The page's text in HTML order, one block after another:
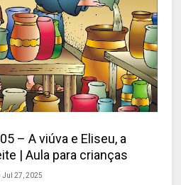
– A viúva e Eliseu, a
| Aula para crianças
Jul 27, 2025